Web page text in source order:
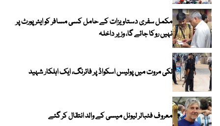
مکمل سفری دستاویزات کے حامل کسی مسافر کو ایئرپورٹ پر
نہیں روکا جائے گا، وزیر داخلہ
لکی مروت میں پولیس اسکواڈ پر فائرنگ، ایک اہلکار شہید
معروف فٹبالر لیونل میسی کے والد انتقال کر گئے